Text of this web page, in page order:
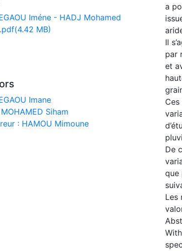
Iméne - HADJ Mohamed
(4.42 MB)
Imane
Siham
: HAMOU Mimoune
a
Il
par
et
De
que
Les